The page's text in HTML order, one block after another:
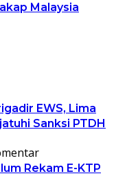
Malaysia
EWS, Lima
Sanksi PTDH
Rekam E-KTP